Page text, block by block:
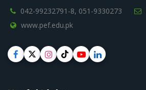
042-99232791-8, 051-9330273
www.pef.edu.pk